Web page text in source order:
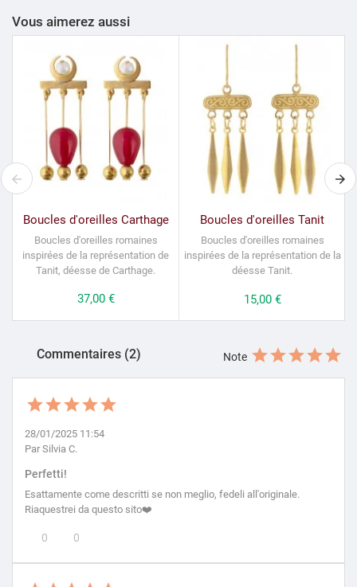
Vous aimerez aussi
Boucles d'oreilles Carthage
Boucles d'oreilles romaines
inspirées de la représentation de
Tanit, déesse de Carthage.
Prix
37,00 €
Boucles d'oreilles Tanit
Boucles d'oreilles romaines
inspirées de la représentation de la
déesse Tanit.
Prix
15,00 €
Commentaires (2) Note
28/01/2025 11:54
Par Silvia C.
Perfetti!
Esattamente come descritti se non meglio, fedeli all'originale.
Riaquestrei da questo sito❤️
0 0